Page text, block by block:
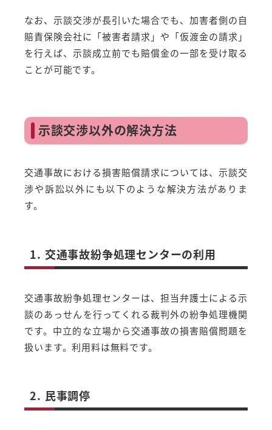
なお、示談交渉が長引いた場合でも、加害者側の自
賠責保険会社に「被害者請求」や「仮渡金の請求」
を行えば、示談成立前でも賠償金の一部を受け取る
ことが可能です。
示談交渉以外の解決方法
交通事故における損害賠償請求については、示談交
渉や訴訟以外にも以下のような解決方法がありま
す。
1. 交通事故紛争処理センターの利用
交通事故紛争処理センターは、担当弁護士による示
談のあっせんを行ってくれる裁判外の紛争処理機関
です。中立的な立場から交通事故の損害賠償問題を
扱います。利用料は無料です。
2. 民事調停